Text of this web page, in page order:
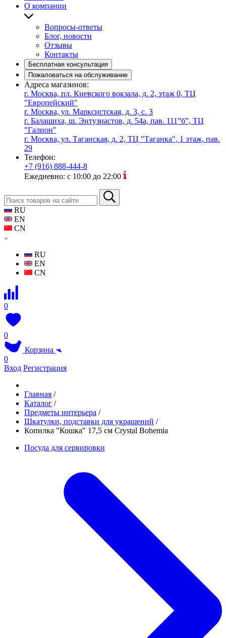
О компании
Вопросы-ответы
Блог, новости
Отзывы
Контакты
Бесплатная консультация
Пожаловаться на обслуживание
Адреса магазинов:
г. Москва, пл. Киевского вокзала, д. 2, этаж 0, ТЦ
"Европейский"
г. Москва, ул. Марксистская, д. 3, с. 3
г. Балашиха, ш. Энтузиастов, д. 54а, пав. 111”б”, ТЦ
"Галион"
г. Москва, ул. Таганская, д. 2, ТЦ "Таганка", 1 этаж, пав.
29
Телефон:
+7 (916) 888-444-8
Ежедневно: с 10:00 до 22:00
RU
EN
CN
RU
EN
CN
0
0
Корзина
0
Вход Регистрация
Главная /
Каталог /
Предметы интерьера /
Шкатулки, подставки для украшений /
Копилка "Кошка" 17,5 см Crystal Bohemia
Посуда для сервировки